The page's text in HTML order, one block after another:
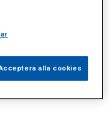
(0)
alla cookies